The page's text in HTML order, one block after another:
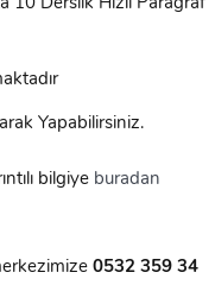
10 Derslik Hızlı Paragraf
Yapabilirsiniz.
bilgiye buradan
0532 359 34